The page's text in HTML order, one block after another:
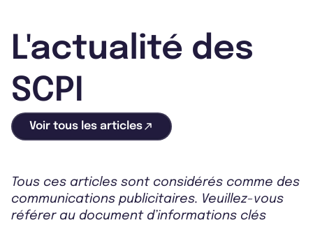
L'actualité des
SCPI
Voir tous les articles
Tous ces articles sont considérés comme des
communications publicitaires. Veuillez-vous
référer au document d’informations clés